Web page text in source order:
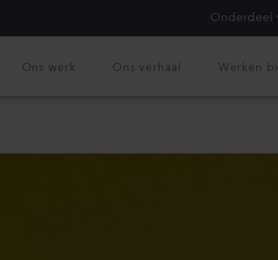
Onderdeel
Ons werk Ons verhaal Werken